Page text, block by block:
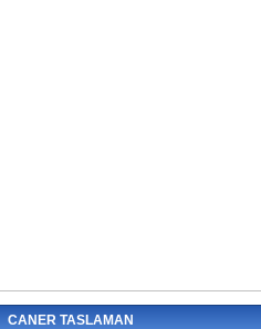
CANER TASLAMAN